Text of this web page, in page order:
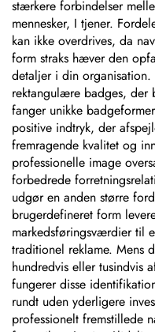
stærkere forbindelser
mennesker, I tjener.
kan ikke overdrives, da
form straks hæver den
detaljer i din
rektangulære badges, der
fanger unikke
positive indtryk, der
fremragende kvalitet og
professionelle image
forbedrede
udgør en anden større
brugerdefineret form
markedsføringsværdier til
traditionel reklame. Mens
hundredvis eller tusindvis
fungerer disse
rundt uden yderligere
professionelt fremstillede